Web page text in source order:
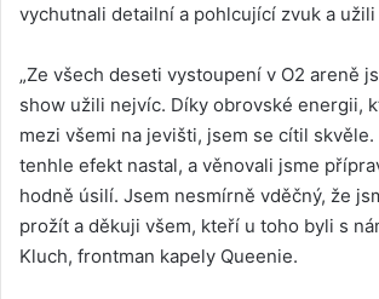
vychutnali detailní a pohlcující zvuk a užili
„Ze všech deseti vystoupení v O2 areně
show užili nejvíc. Díky obrovské energii,
mezi všemi na jevišti, jsem se cítil skvěle.
tenhle efekt nastal, a věnovali jsme
hodně úsilí. Jsem nesmírně vděčný, že
prožít a děkuji všem, kteří u toho byli s
Kluch, frontman kapely Queenie.